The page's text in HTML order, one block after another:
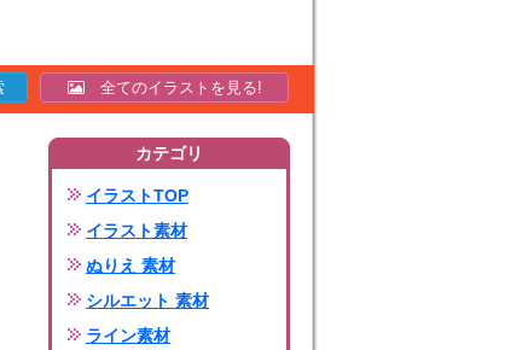
全てのイラストを見る!
カテゴリ
イラストTOP
イラスト素材
ぬりえ 素材
シルエット 素材
ライン素材